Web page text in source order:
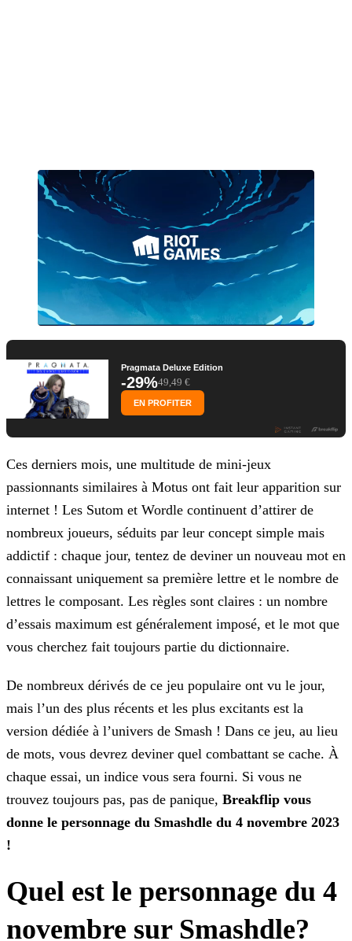
Pragmata Deluxe Edition
-29%49,49 €
EN PROFITER
Ces derniers mois, une multitude de mini-jeux
passionnants similaires à Motus ont fait leur apparition sur
internet ! Les Sutom et Wordle continuent d’attirer de
nombreux joueurs, séduits par leur concept simple mais
addictif : chaque jour, tentez de deviner un nouveau mot en
connaissant uniquement sa première lettre et le nombre de
lettres le composant. Les règles sont claires : un nombre
d’essais maximum est généralement imposé, et le mot que
vous cherchez fait toujours partie du dictionnaire.
De nombreux dérivés de ce jeu populaire ont vu le jour,
mais l’un des plus récents et les plus excitants est la
version dédiée à l’univers de Smash ! Dans ce jeu, au lieu
de mots, vous devrez deviner quel combattant se cache. À
chaque essai, un indice vous sera fourni. Si vous ne
trouvez toujours pas, pas de panique, Breakflip vous
donne le personnage du Smashdle du 4 novembre 2023
!
Quel est le personnage du 4
novembre sur Smashdle?